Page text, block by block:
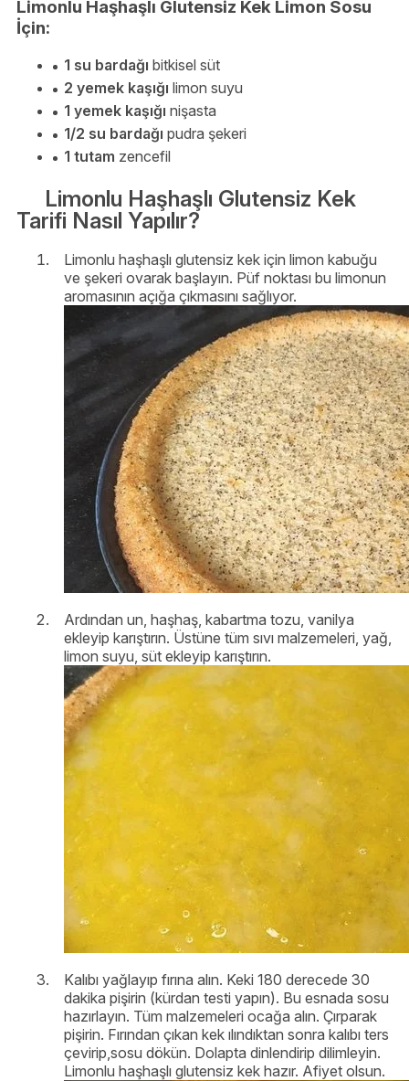
Limonlu Haşhaşlı Glutensiz Kek Limon Sosu
İçin:
1 su bardağı bitkisel süt
2 yemek kaşığı limon suyu
1 yemek kaşığı nişasta
1/2 su bardağı pudra şekeri
1 tutam zencefil
Limonlu Haşhaşlı Glutensiz Kek
Tarifi Nasıl Yapılır?
Limonlu haşhaşlı glutensiz kek için limon kabuğu
ve şekeri ovarak başlayın. Püf noktası bu limonun
aromasının açığa çıkmasını sağlıyor.
Ardından un, haşhaş, kabartma tozu, vanilya
ekleyip karıştırın. Üstüne tüm sıvı malzemeleri, yağ,
limon suyu, süt ekleyip karıştırın.
Kalıbı yağlayıp fırına alın. Keki 180 derecede 30
dakika pişirin (kürdan testi yapın). Bu esnada sosu
hazırlayın. Tüm malzemeleri ocağa alın. Çırparak
pişirin. Fırından çıkan kek ılındıktan sonra kalıbı ters
çevirip,sosu dökün. Dolapta dinlendirip dilimleyin.
Limonlu haşhaşlı glutensiz kek hazır. Afiyet olsun.